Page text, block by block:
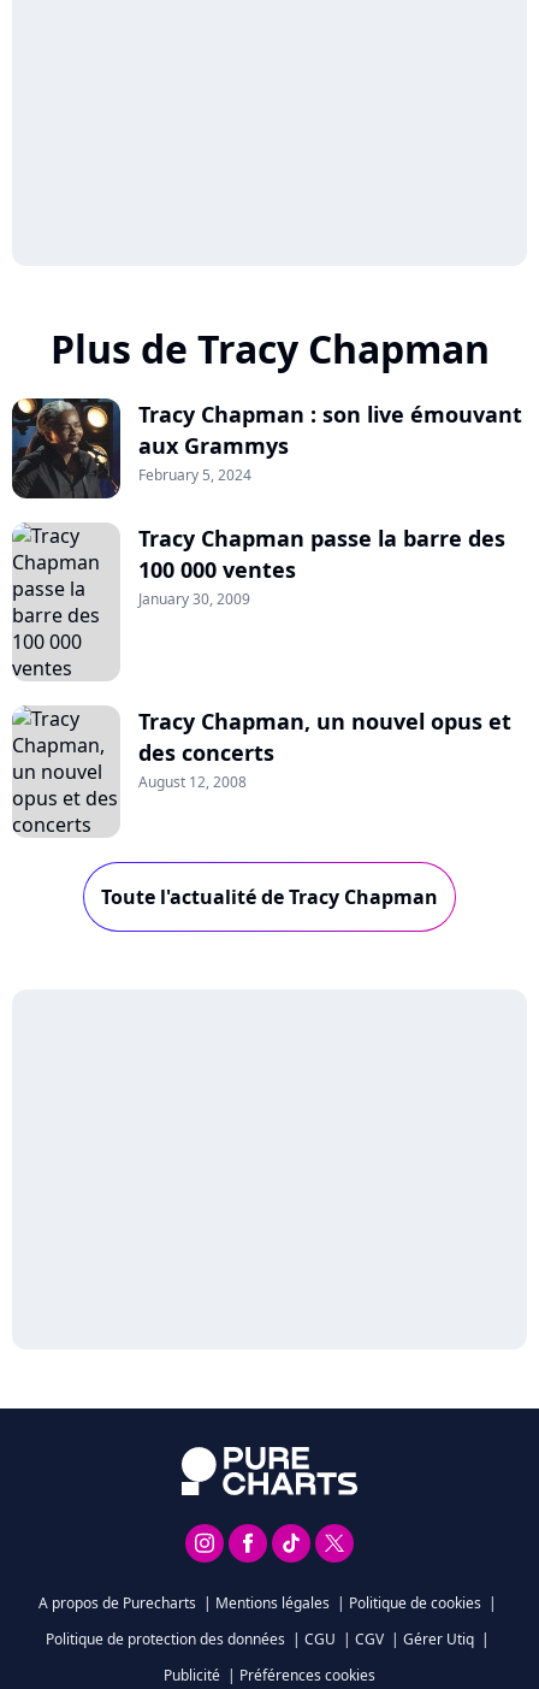
Plus de Tracy Chapman
Tracy Chapman : son live émouvant
aux Grammys
February 5, 2024
Tracy Chapman passe la barre des
100 000 ventes
January 30, 2009
Tracy Chapman, un nouvel opus et
des concerts
August 12, 2008
Toute l'actualité de Tracy Chapman
A propos de Purecharts | Mentions légales | Politique de cookies |
Politique de protection des données | CGU | CGV | Gérer Utiq |
Publicité | Préférences cookies